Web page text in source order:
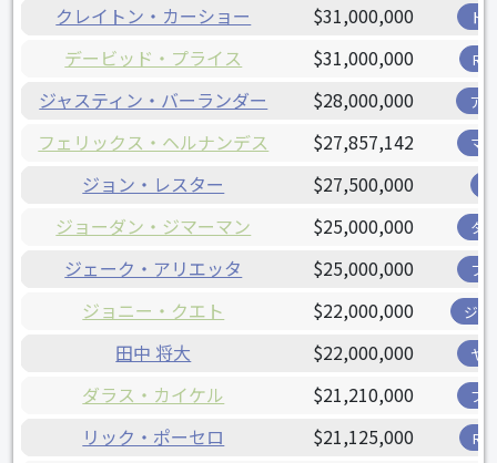
クレイトン・カーショー $31,000,000 ド
デービッド・プライス $31,000,000 R
ジャスティン・バーランダー $28,000,000 ア
フェリックス・ヘルナンデス $27,857,142 マ
ジョン・レスター $27,500,000
ジョーダン・ジマーマン $25,000,000 タ
ジェーク・アリエッタ $25,000,000 フ
ジョニー・クエト $22,000,000 ジャ
田中 将大 $22,000,000 ヤ
ダラス・カイケル $21,210,000 ブ
リック・ポーセロ $21,125,000 R